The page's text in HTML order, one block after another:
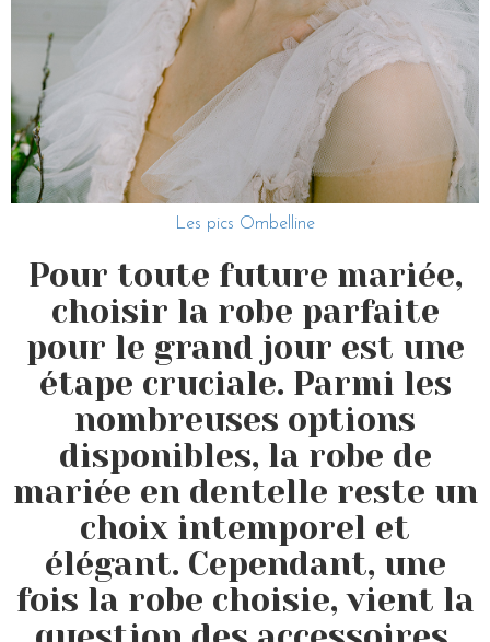
Les pics Ombelline
Pour toute future mariée,
choisir la robe parfaite
pour le grand jour est une
étape cruciale. Parmi les
nombreuses options
disponibles, la robe de
mariée en dentelle reste un
choix intemporel et
élégant. Cependant, une
fois la robe choisie, vient la